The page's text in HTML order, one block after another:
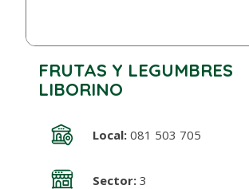
FRUTAS Y LEGUMBRES
LIBORINO
Local:081 503 705
Sector:3